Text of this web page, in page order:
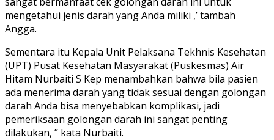
mengetahui jenis darah yang Anda miliki ,’ tambah
Angga.
Sementara itu Kepala Unit Pelaksana Tekhnis Kesehatan
(UPT) Pusat Kesehatan Masyarakat (Puskesmas) Air
Hitam Nurbaiti S Kep menambahkan bahwa bila pasien
ada menerima darah yang tidak sesuai dengan golongan
darah Anda bisa menyebabkan komplikasi, jadi
pemeriksaan golongan darah ini sangat penting
dilakukan, ” kata Nurbaiti.